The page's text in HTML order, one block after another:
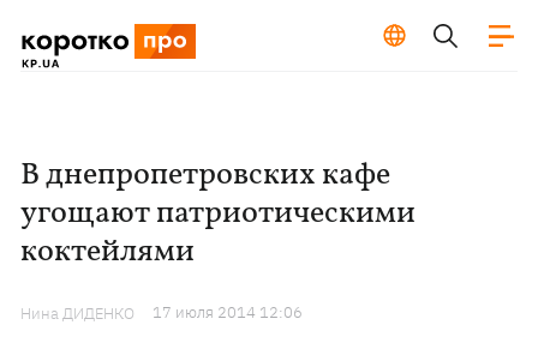
В днепропетровских кафе
угощают патриотическими
коктейлями
Нина ДИДЕНКО 17 июля 2014 12:06